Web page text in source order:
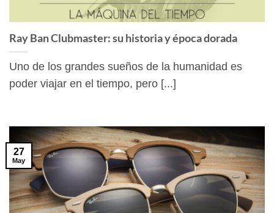
Ray Ban Clubmaster: su historia y época dorada
Uno de los grandes sueños de la humanidad es
poder viajar en el tiempo, pero [...]
27
May